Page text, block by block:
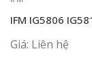
IFM IG5806
Giá: Liên hệ